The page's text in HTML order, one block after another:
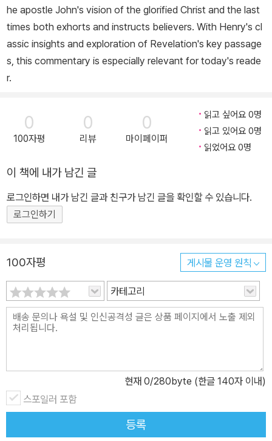
he apostle John's vision of the glorified Christ and the last
times both exhorts and instructs believers. With Henry's cl
assic insights and exploration of Revelation's key passage
s, this commentary is especially relevant for today's reade
r.
0
100자평
0
리뷰
0
마이페이퍼
읽고 싶어요 0명
읽고 있어요 0명
읽었어요 0명
이 책에 내가 남긴 글
로그인하면 내가 남긴 글과 친구가 남긴 글을 확인할 수 있습니다.
로그인하기
100자평 게시물 운영 원칙
카테고리
현재 0/280byte (한글 140자 이내)
스포일러 포함
등록